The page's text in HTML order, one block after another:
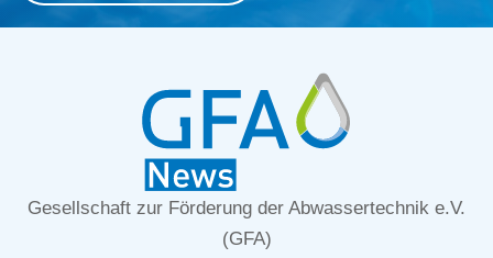
Gesellschaft zur Förderung der Abwassertechnik e.V.
(GFA)